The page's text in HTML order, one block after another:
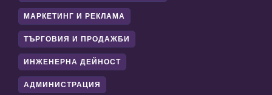
МАРКЕТИНГ И РЕКЛАМА
ТЪРГОВИЯ И ПРОДАЖБИ
ИНЖЕНЕРНА ДЕЙНОСТ
АДМИНИСТРАЦИЯ